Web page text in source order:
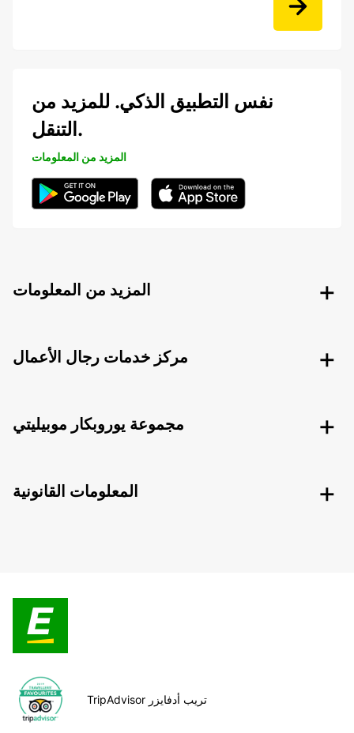
نفس التطبيق الذكي. للمزيد من
التنقل.
المزيد من المعلومات
المزيد من المعلومات
مركز خدمات رجال الأعمال
مجموعة يوروبكار موبيليتي
المعلومات القانونية
TripAdvisor تريب أدفايزر